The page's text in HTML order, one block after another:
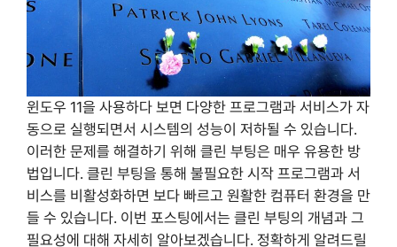
윈도우 11을 사용하다 보면 다양한 프로그램과 서비스가 자
동으로 실행되면서 시스템의 성능이 저하될 수 있습니다.
이러한 문제를 해결하기 위해 클린 부팅은 매우 유용한 방
법입니다. 클린 부팅을 통해 불필요한 시작 프로그램과 서
비스를 비활성화하면 보다 빠르고 원활한 컴퓨터 환경을 만
들 수 있습니다. 이번 포스팅에서는 클린 부팅의 개념과 그
필요성에 대해 자세히 알아보겠습니다. 정확하게 알려드릴